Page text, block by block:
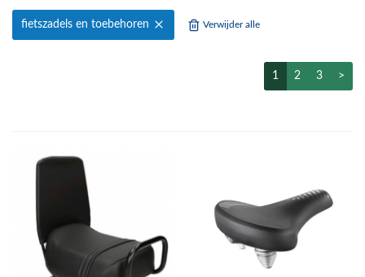
fietszadels en toebehoren Verwijder alle
1 2 3 >